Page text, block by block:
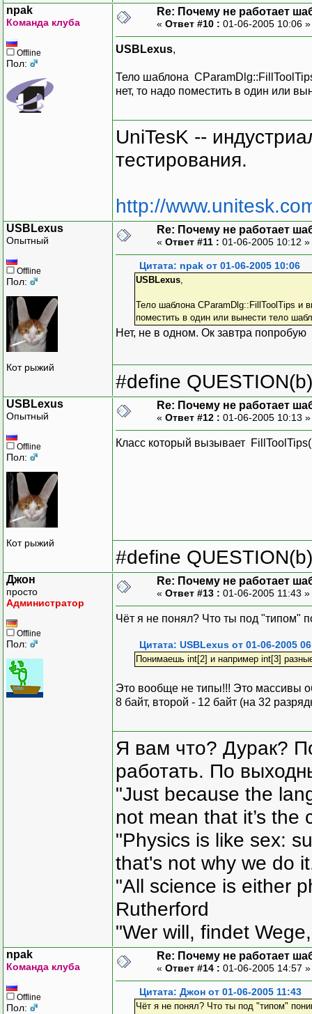
npak
Команда клуба
Offline
Пол:
Re: Почему не работает
« Ответ #10 : 01-06-2005 10:06
USBLexus,
Тело шаблона
нет, то надо поместить в один или
UniTesK --
тестирования.
http://
USBLexus
Опытный
Offline
Пол:
Кот рыжий
Re: Почему не работает
« Ответ #11 : 01-06-2005 10:12 »
Цитата: npak от 01-06-2005 10:06
USBLexus,
Тело шаблона CParamDlg::FillToolTips и
поместить в один или вынести тело
Нет, не в одном. Ок завтра попробую
#define
USBLexus
Опытный
Offline
Пол:
Кот рыжий
Re: Почему не работает
« Ответ #12 : 01-06-2005 10:13
Класс который вызывает
#define
Джон
просто
Администратор
Offline
Пол:
Re: Почему не работает
« Ответ #13 : 01-06-2005 11:43 »
Чёт я не понял? Что ты под "типом"
Цитата: USBLexus от 01-06-2005
Понимаешь int[2] и например int[3]
Это вообще не типы!!! Это массивы
8 байт, второй - 12 байт (на 32
Я вам что? Дурак?
работать. По
"Just because the
not mean that it’s the
"Physics is like sex:
that's not why we do
"All science is either
Rutherford
"Wer will, findet
npak
Команда клуба
Offline
Пол:
Re: Почему не работает
« Ответ #14 : 01-06-2005 14:57
Цитата: Джон от 01-06-2005 11:43
Чёт я не понял? Что ты под "типом"